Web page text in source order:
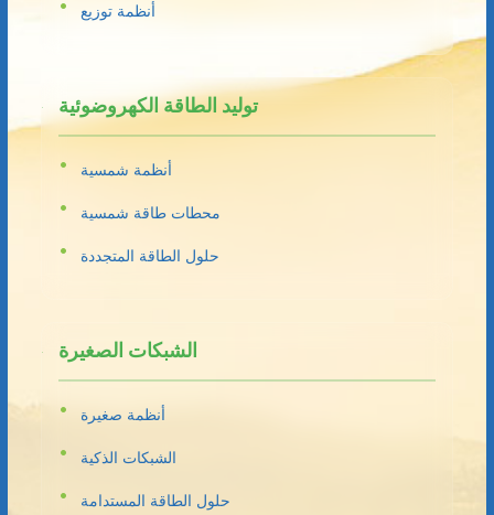
أنظمة توزيع
توليد الطاقة الكهروضوئية
أنظمة شمسية
محطات طاقة شمسية
حلول الطاقة المتجددة
الشبكات الصغيرة
أنظمة صغيرة
الشبكات الذكية
حلول الطاقة المستدامة